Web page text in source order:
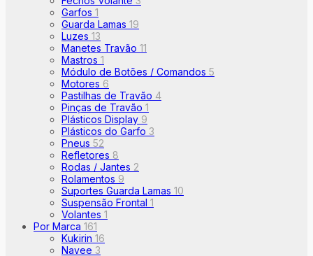
Garfos 1
Guarda Lamas 19
Luzes 13
Manetes Travão 11
Mastros 1
Módulo de Botões / Comandos 5
Motores 6
Pastilhas de Travão 4
Pinças de Travão 1
Plásticos Display 9
Plásticos do Garfo 3
Pneus 52
Refletores 8
Rodas / Jantes 2
Rolamentos 9
Suportes Guarda Lamas 10
Suspensão Frontal 1
Volantes 1
Por Marca 161
Kukirin 16
Navee 3